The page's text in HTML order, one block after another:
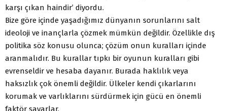
karşı çıkan haindir’ diyordu.
Bize göre içinde yaşadığımız dünyanın sorunlarını salt
ideoloji ve inançlarla çözmek mümkün değildir. Özellikle dış
politika söz konusu olunca; çözüm onun kuralları içinde
aranmalıdır. Bu kurallar tıpkı bir oyunun kuralları gibi
evrenseldir ve hesaba dayanır. Burada haklılık veya
haksızlık çok önemli değildir. Ülkeler kendi çıkarlarını
korumak ve varlıklarını sürdürmek için gücü en önemli
faktör sayarlar.